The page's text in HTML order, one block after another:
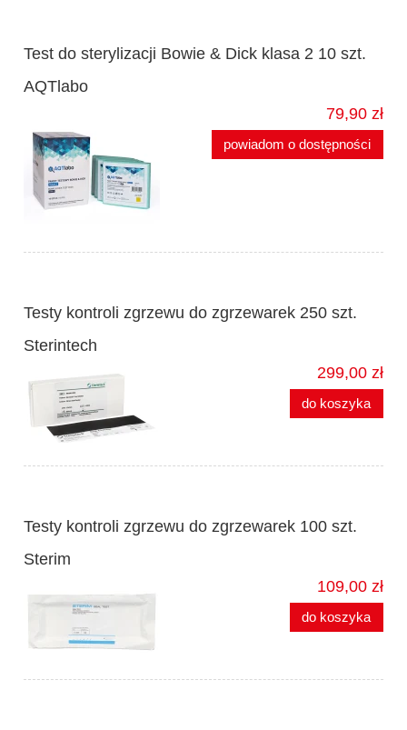
Test do sterylizacji Bowie & Dick klasa 2 10 szt.
AQTlabo
79,90 zł
powiadom o dostępności
Testy kontroli zgrzewu do zgrzewarek 250 szt.
Sterintech
299,00 zł
do koszyka
Testy kontroli zgrzewu do zgrzewarek 100 szt.
Sterim
109,00 zł
do koszyka